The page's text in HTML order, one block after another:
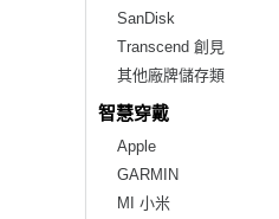
SanDisk
Transcend 創見
其他廠牌儲存類
智慧穿戴
Apple
GARMIN
MI 小米